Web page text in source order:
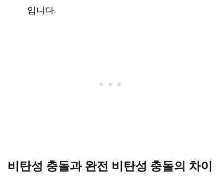
입니다.
비탄성 충돌과 완전 비탄성 충돌의 차이